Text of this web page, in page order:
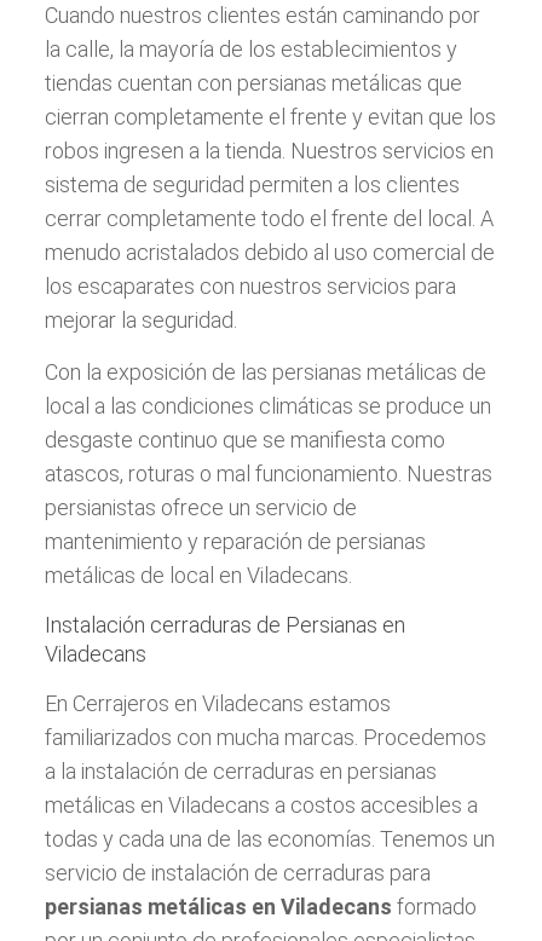
Cuando nuestros clientes están caminando por
la calle, la mayoría de los establecimientos y
tiendas cuentan con persianas metálicas que
cierran completamente el frente y evitan que los
robos ingresen a la tienda. Nuestros servicios en
sistema de seguridad permiten a los clientes
cerrar completamente todo el frente del local. A
menudo acristalados debido al uso comercial de
los escaparates con nuestros servicios para
mejorar la seguridad.
Con la exposición de las persianas metálicas de
local a las condiciones climáticas se produce un
desgaste continuo que se manifiesta como
atascos, roturas o mal funcionamiento. Nuestras
persianistas ofrece un servicio de
mantenimiento y reparación de persianas
metálicas de local en Viladecans.
Instalación cerraduras de Persianas en
Viladecans
En Cerrajeros en Viladecans estamos
familiarizados con mucha marcas. Procedemos
a la instalación de cerraduras en persianas
metálicas en Viladecans a costos accesibles a
todas y cada una de las economías. Tenemos un
servicio de instalación de cerraduras para
persianas metálicas en Viladecans formado